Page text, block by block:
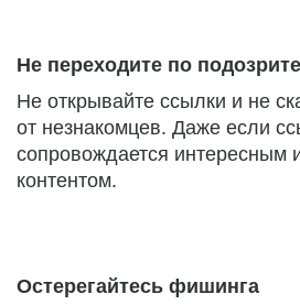
Не переходите по
Не открывайте ссылки и не
от незнакомцев. Даже если
сопровождается интересным
контентом.
Остерегайтесь фишинга